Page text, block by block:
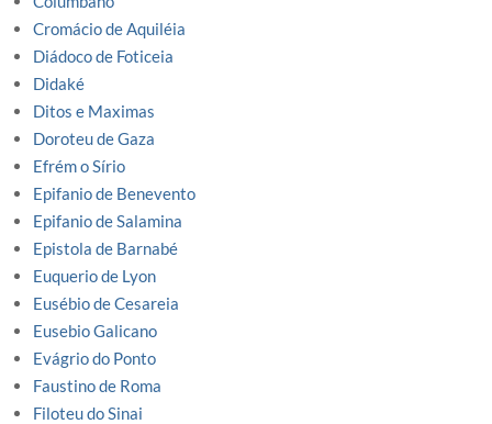
Cromácio de Aquiléia
Diádoco de Foticeia
Didaké
Ditos e Maximas
Doroteu de Gaza
Efrém o Sírio
Epifanio de Benevento
Epifanio de Salamina
Epistola de Barnabé
Euquerio de Lyon
Eusébio de Cesareia
Eusebio Galicano
Evágrio do Ponto
Faustino de Roma
Filoteu do Sinai